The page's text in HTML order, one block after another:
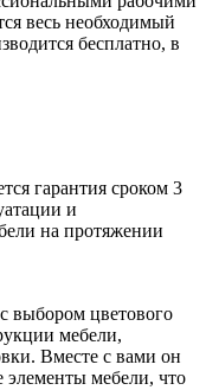
весь необходимый
бесплатно, в
гарантия сроком 3
и
на протяжении
выбором цветового
мебели,
Вместе с вами он
элементы мебели, что